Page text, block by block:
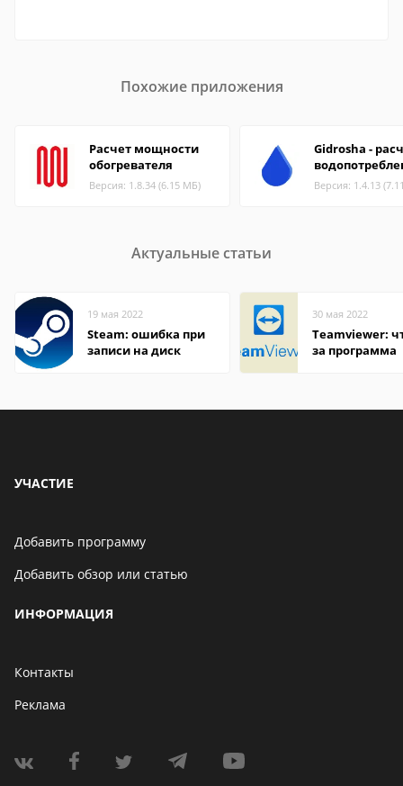
Похожие приложения
Расчет мощности
обогревателя
Версия: 1.8.34 (6.15 МБ)
Gidrosha -
Версия: 1.4.13
Актуальные статьи
19 мая 2022
Steam: ошибка при
записи на диск
30 мая 2022
Teamviewer:
за программа
УЧАСТИЕ
Добавить программу
Добавить обзор или статью
ИНФОРМАЦИЯ
Контакты
Реклама